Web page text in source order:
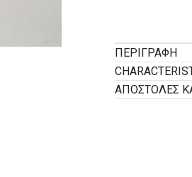
ΠΕΡΙΓΡΑΦΉ
ΑΠΟΣΤΟΛΕΣ